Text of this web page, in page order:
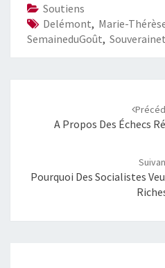
Soutiens
Delémont, Marie-
SemaineduGoût,
A Propos Des Échecs
Pourquoi Des Socialistes